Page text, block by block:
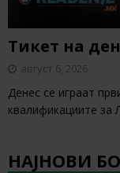
Тикет на
август 6, 2026
Денес се играат
квалификациите за
НАЈНОВИ